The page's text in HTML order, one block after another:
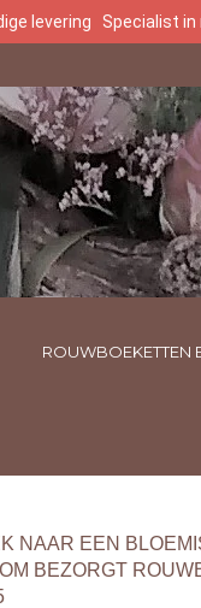
levering Specialist in
ROUWBOEKETTEN
NAAR EEN
BEZORGT